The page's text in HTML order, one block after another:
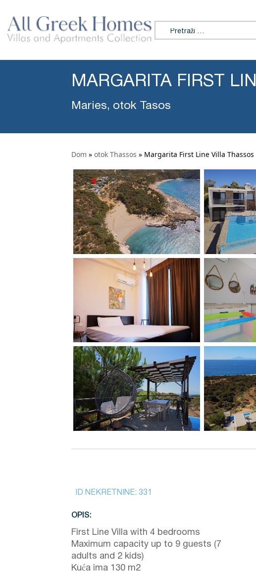
Tražiti:
MARGARITA FIRST
Maries, otok Tasos
Dom » otok Thassos » Margarita First Line Villa Thassos
ID NEKRETNINE: 331
OPIS:
First Line Villa with 4 bedrooms
Maximum capacity up to 9 guests (7
adults and 2 kids)
Kuća ima 130 m2